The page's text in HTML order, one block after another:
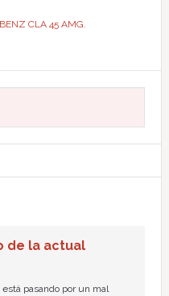
CLA 45 AMG,
de la actual
pasando por un mal